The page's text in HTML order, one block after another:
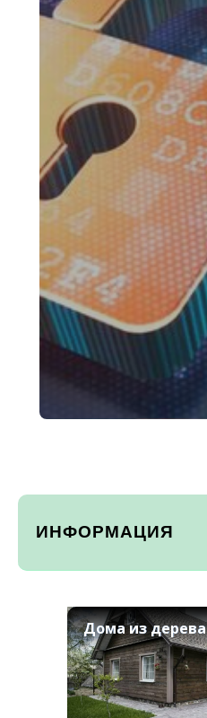
ИНФОРМАЦИЯ
Дома из дерева